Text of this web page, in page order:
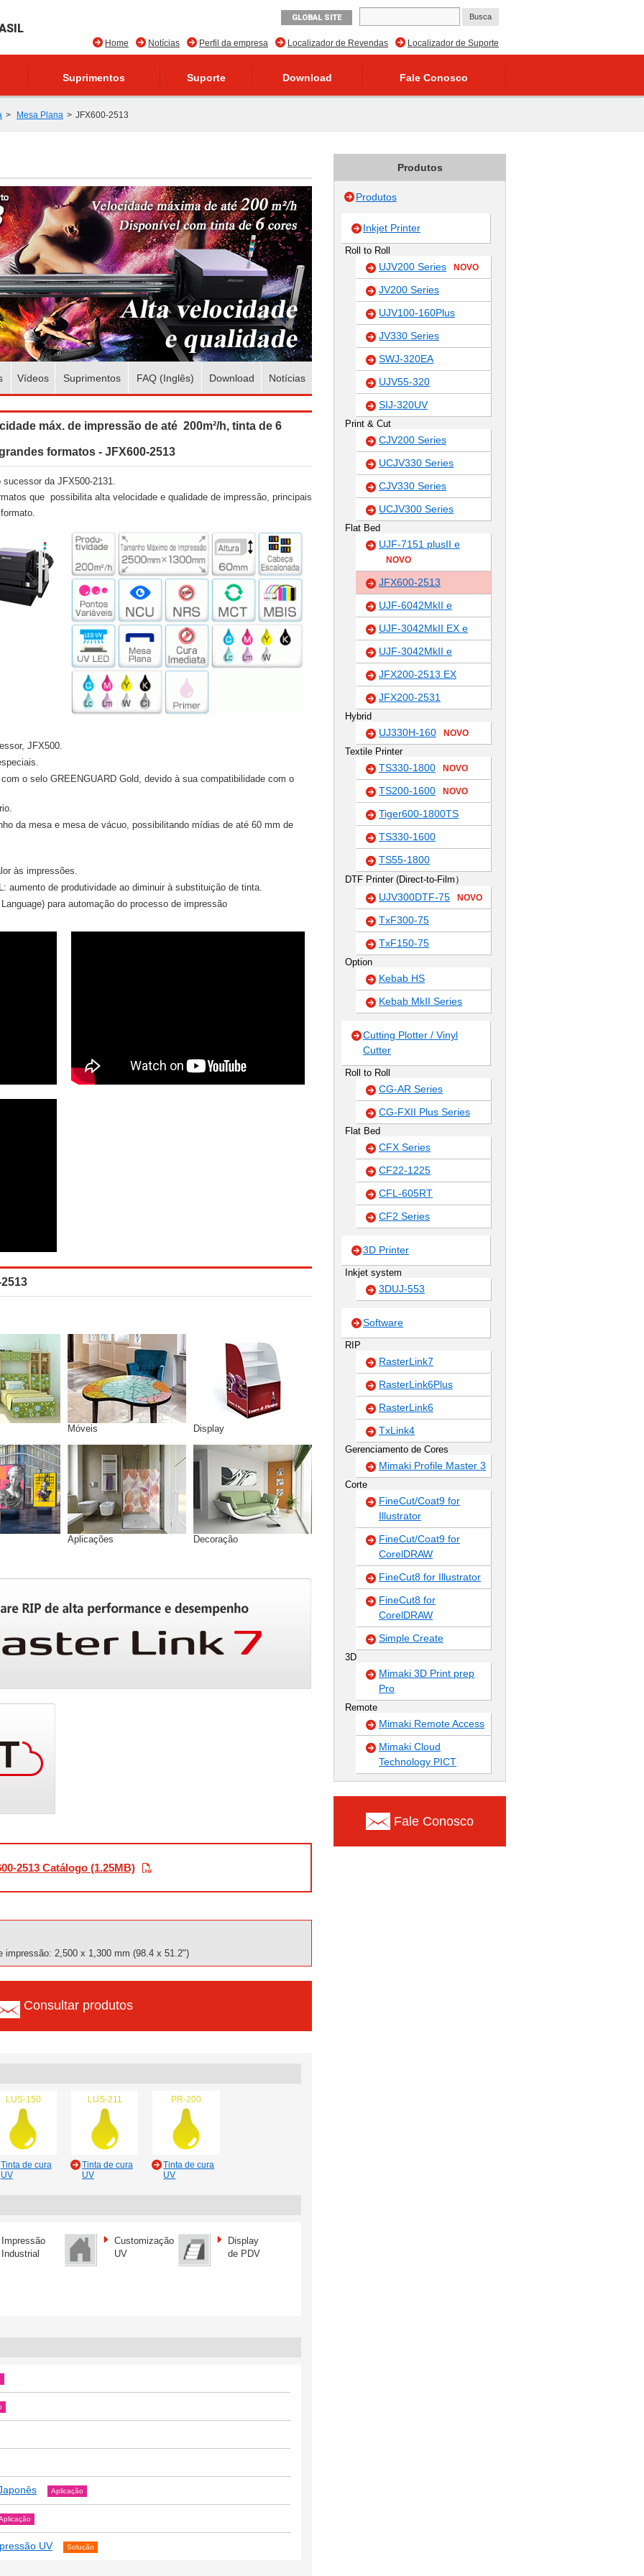
GLOBAL SITE
Localizador de Suporte
Localizador de Revendas
Perfil da empresa
Notícias
Home
Suprimentos Suporte Download Fale Conosco
Mesa Plana JFX600-2513
Vídeos Suprimentos FAQ (Inglês) Download Notícias
máx. de impressão de até 200m²/h, tinta de 6
formatos - JFX600-2513
da JFX500-2131.
que possibilita alta velocidade e qualidade de impressão, principais
JFX500.
o selo GREENGUARD Gold, devido à sua compatibilidade com o
da mesa e mesa de vácuo, possibilitando mídias de até 60 mm de
às impressões.
aumento de produtividade ao diminuir à substituição de tinta.
para automação do processo de impressão
Móveis Display
Aplicações Decoração
2513 Catálogo (1.25MB)
impressão: 2,500 x 1,300 mm (98.4 x 51.2")
Consultar produtos
LUS-150
Tinta de cura
UV
LUS-211
Tinta de cura
UV
PR-200
Tinta de cura
UV
Impressão
Industrial
Customização
UV
Display
de PDV
Aplicação
UV Solução
Produtos
Produtos
Inkjet Printer
Roll to Roll
UJV200 Series NOVO
JV200 Series
UJV100-160Plus
JV330 Series
SWJ-320EA
UJV55-320
SIJ-320UV
Print & Cut
CJV200 Series
UCJV330 Series
CJV330 Series
UCJV300 Series
Flat Bed
UJF-7151 plusII e
NOVO
JFX600-2513
UJF-6042MkII e
UJF-3042MkII EX e
UJF-3042MkII e
JFX200-2513 EX
JFX200-2531
Hybrid
UJ330H-160 NOVO
Textile Printer
TS330-1800 NOVO
TS200-1600 NOVO
Tiger600-1800TS
TS330-1600
TS55-1800
DTF Printer (Direct-to-Film）
UJV300DTF-75 NOVO
TxF300-75
TxF150-75
Option
Kebab HS
Kebab MkII Series
Cutting Plotter / Vinyl
Cutter
Roll to Roll
CG-AR Series
CG-FXII Plus Series
Flat Bed
CFX Series
CF22-1225
CFL-605RT
CF2 Series
3D Printer
Inkjet system
3DUJ-553
Software
RIP
RasterLink7
RasterLink6Plus
RasterLink6
TxLink4
Gerenciamento de Cores
Mimaki Profile Master 3
Corte
FineCut/Coat9 for
Illustrator
FineCut/Coat9 for
CorelDRAW
FineCut8 for Illustrator
FineCut8 for
CorelDRAW
Simple Create
3D
Mimaki 3D Print prep
Pro
Remote
Mimaki Remote Access
Mimaki Cloud
Technology PICT
Fale Conosco